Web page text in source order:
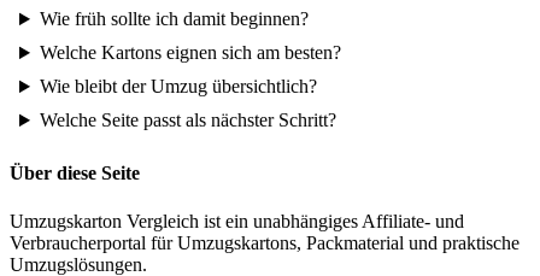
Wie früh sollte ich damit beginnen?
Welche Kartons eignen sich am besten?
Wie bleibt der Umzug übersichtlich?
Welche Seite passt als nächster Schritt?
Über diese Seite
Umzugskarton Vergleich ist ein unabhängiges Affiliate- und
Verbraucherportal für Umzugskartons, Packmaterial und praktische
Umzugslösungen.